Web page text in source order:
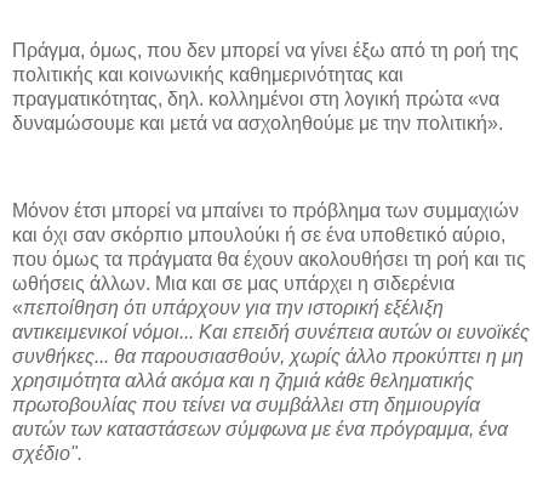
Πράγμα, όμως, που δεν μπορεί να γίνει έξω από τη ροή της
πολιτικής και κοινωνικής καθημερινότητας και
πραγματικότητας, δηλ. κολλημένοι στη λογική πρώτα «να
δυναμώσουμε και μετά να ασχοληθούμε με την πολιτική».
Μόνον έτσι μπορεί να μπαίνει το πρόβλημα των συμμαχιών
και όχι σαν σκόρπιο μπουλούκι ή σε ένα υποθετικό αύριο,
που όμως τα πράγματα θα έχουν ακολουθήσει τη ροή και τις
ωθήσεις άλλων. Μια και σε μας υπάρχει η σιδερένια
«πεποίθηση ότι υπάρχουν για την ιστορική εξέλιξη
αντικειμενικοί νόμοι... Και επειδή συνέπεια αυτών οι ευνοϊκές
συνθήκες... θα παρουσιασθούν, χωρίς άλλο προκύπτει η μη
χρησιμότητα αλλά ακόμα και η ζημιά κάθε θεληματικής
πρωτοβουλίας που τείνει να συμβάλλει στη δημιουργία
αυτών των καταστάσεων σύμφωνα με ένα πρόγραμμα, ένα
σχέδιο".